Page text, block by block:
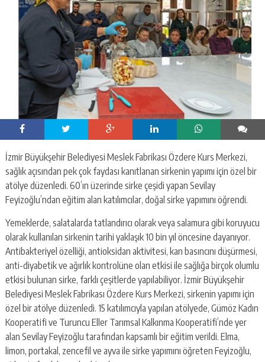
İzmir Büyükşehir Belediyesi Meslek Fabrikası Özdere Kurs Merkezi,
sağlık açısından pek çok faydası kanıtlanan sirkenin yapımı için özel bir
atölye düzenledi. 60’ın üzerinde sirke çeşidi yapan Sevilay
Feyizoğlu’ndan eğitim alan katılımcılar, doğal sirke yapımını öğrendi.
Yemeklerde, salatalarda tatlandırıcı olarak veya salamura gibi koruyucu
olarak kullanılan sirkenin tarihi yaklaşık 10 bin yıl öncesine dayanıyor.
Antibakteriyel özelliği, antioksidan aktivitesi, kan basıncını düşürmesi,
anti-diyabetik ve ağırlık kontrolüne olan etkisi ile sağlığa birçok olumlu
etkisi bulunan sirke, farklı çeşitlerde yapılabiliyor. İzmir Büyükşehir
Belediyesi Meslek Fabrikası Özdere Kurs Merkezi, sirkenin yapımı için
özel bir atölye düzenledi. 15 katılımcıyla yapılan atölyede, Gümöz Kadın
Kooperatifi ve Turuncu Eller Tarımsal Kalkınma Kooperatifi’nde yer
alan Sevilay Feyizoğlu tarafından kapsamlı bir eğitim verildi. Elma,
limon, portakal, zencefil ve ayva ile sirke yapımını öğreten Feyizoğlu,